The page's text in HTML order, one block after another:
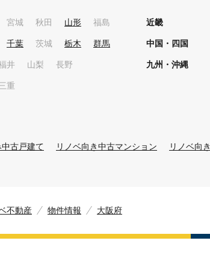
宮城 秋田 山形 福島
千葉 茨城 栃木 群馬
井 山梨 長野
重
近畿
中国・四国
九州・沖縄
中古戸建て リノベ向き中古マンション リノベ向
不動産 物件情報 大阪府